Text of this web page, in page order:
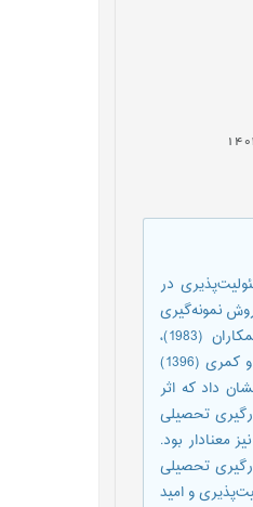
در
شرکت‌‌کنندگان شامل 300 دانش‌‌آموز و به روش نمونه‌‌گیری
تصادفی خوشه‌‌ای چندمرحله‌‌ای انتخاب شدند و به پرسشنامه‌‌های سنجش عملکرد خانواده اپـستاين و همکاران (1983)،
مسئولیت‌‌پذیری شخصی مرگلر و شیلد (2016)، درگیری تحصیلی ریو (2013) و مقیاس امید به تحصیل خرمایی و کمری (1396)
داد که اثر
تحصیلی
معنا‌‌دار بود.
تحصیلی
و امید